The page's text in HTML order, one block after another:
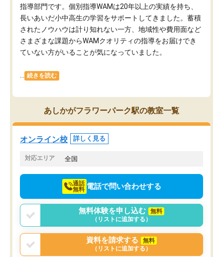
指導部門です。個別指導WAMは20年以上の実績を持ち、
長いあいだ小中高生の学習をサポートしてきました。蓄積
されたノウハウは計り知れない一方、地域性や費用面など
さまざまな課題からWAMクオリティの指導をお届けでき
ていない方がいることが気になっていました。
続きを読む
あしかがフラワーパーク駅の教室一覧
オンライン校 詳しく見る
対応エリア 全国
通話
無料 電話で問い合わせする
無料体験を申し込む
無料
（リストに追加する）
資料を請求する
無料
（リストに追加する）